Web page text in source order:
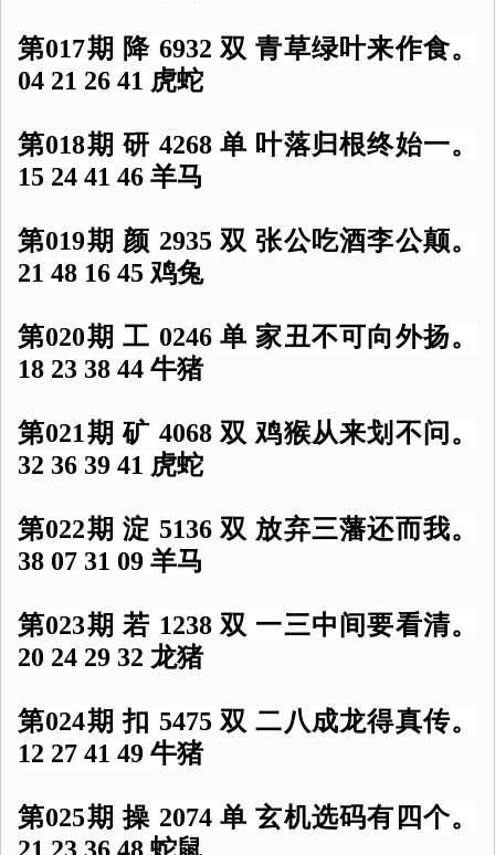
第017期 降 6932 双 青草绿叶来作食。
04 21 26 41 虎蛇
第018期 研 4268 单 叶落归根终始一。
15 24 41 46 羊马
第019期 颜 2935 双 张公吃酒李公颠。
21 48 16 45 鸡兔
第020期 工 0246 单 家丑不可向外扬。
18 23 38 44 牛猪
第021期 矿 4068 双 鸡猴从来划不问。
32 36 39 41 虎蛇
第022期 淀 5136 双 放弃三藩还而我。
38 07 31 09 羊马
第023期 若 1238 双 一三中间要看清。
20 24 29 32 龙猪
第024期 扣 5475 双 二八成龙得真传。
12 27 41 49 牛猪
第025期 操 2074 单 玄机选码有四个。
21 23 36 48 蛇鼠